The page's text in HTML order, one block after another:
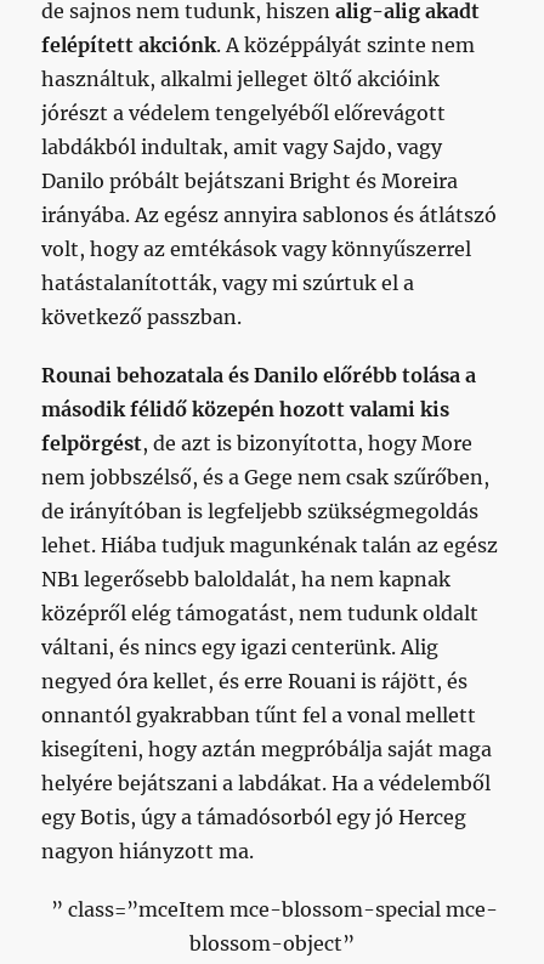
de sajnos nem tudunk, hiszenalig-alig akadt
felépített akciónk. A középpályát szinte nem
használtuk, alkalmi jelleget öltő akcióink
jórészt a védelem tengelyéből előrevágott
labdákból indultak, amit vagy Sajdo, vagy
Danilo próbált bejátszani Bright és Moreira
irányába. Az egész annyira sablonos és átlátszó
volt, hogy az emtékások vagy könnyűszerrel
hatástalanították, vagy mi szúrtuk el a
következő passzban.
Rounai behozatala és Danilo előrébb tolása a
második félidő közepén hozott valami kis
felpörgést, de azt is bizonyította, hogy More
nem jobbszélső, és a Gege nem csak szűrőben,
de irányítóban is legfeljebb szükségmegoldás
lehet. Hiába tudjuk magunkénak talán az egész
NB1 legerősebb baloldalát, ha nem kapnak
középről elég támogatást, nem tudunk oldalt
váltani, és nincs egy igazi centerünk. Alig
negyed óra kellet, és erre Rouani is rájött, és
onnantól gyakrabban tűnt fel a vonal mellett
kisegíteni, hogy aztán megpróbálja saját maga
helyére bejátszani a labdákat. Ha a védelemből
egy Botis, úgy a támadósorból egy jó Herceg
nagyon hiányzott ma.
” class=”mceItem mce-blossom-special mce-
blossom-object”